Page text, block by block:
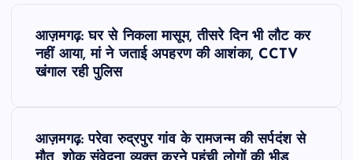
आज़मगढ़: घर से निकला मासूम, तीसरे दिन भी लौट कर
नहीं आया, मां ने जताई अपहरण की आशंका, CCTV
खंगाल रही पुलिस
आज़मगढ़: परेवा रुद्रपुर गांव के रामजन्म की सर्पदंश से